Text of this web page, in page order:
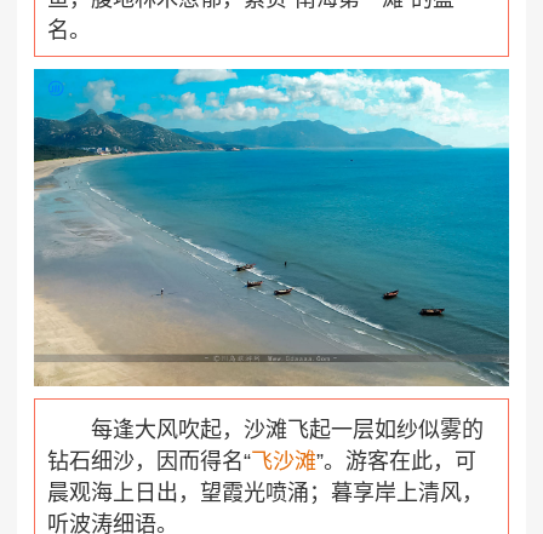
名。
每逢大风吹起，沙滩飞起一层如纱似雾的
钻石细沙，因而得名“飞沙滩”。游客在此，可
晨观海上日出，望霞光喷涌；暮享岸上清风，
听波涛细语。